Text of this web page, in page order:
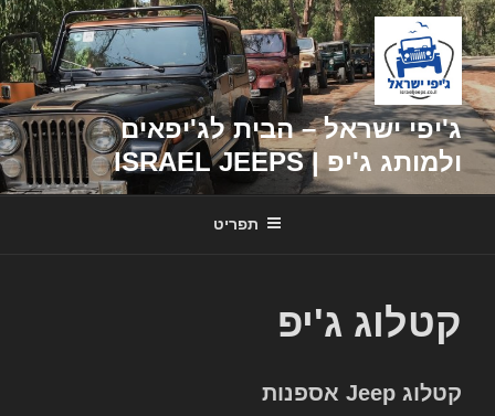
דילוג
לתוכן
ג'יפי ישראל – הבית לג'יפאים
ולמותג ג'יפ | ISRAEL JEEPS
תפריט
קטלוג ג'יפ
קטלוג Jeep אספנות